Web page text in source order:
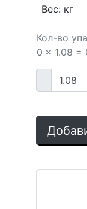
Вес: кг
Кол-во
0 x 1.08 =